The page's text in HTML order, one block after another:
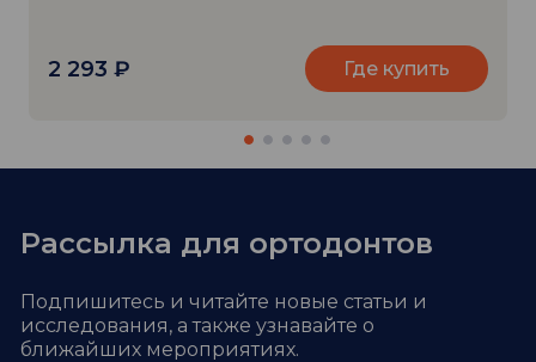
2 293 ₽ Где купить
Рассылка для ортодонтов
Подпишитесь и читайте новые статьи и
исследования, а также узнавайте о
ближайших мероприятиях.